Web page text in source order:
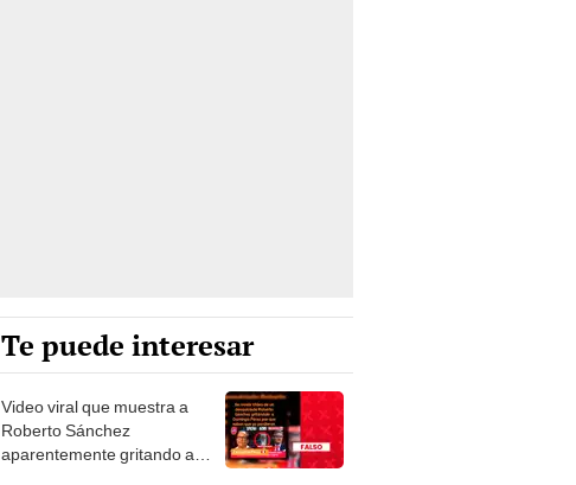
Te puede interesar
Video viral que muestra a
Roberto Sánchez
aparentemente gritando a